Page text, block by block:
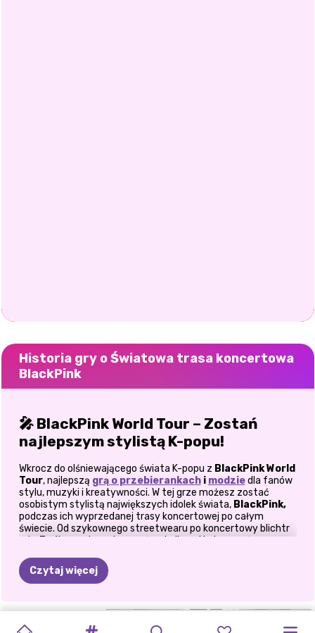
Historia gry o Światowa trasa koncertowa
BlackPink
🎤 BlackPink World Tour – Zostań
najlepszym stylistą K-popu!
Wkrocz do olśniewającego świata K-popu z BlackPink World
Tour, najlepszą grą o przebierankachi modziedla fanów
stylu, muzyki i kreatywności. W tej grze możesz zostać
osobistym stylistą największych idolek świata, BlackPink,
podczas ich wyprzedanej trasy koncertowej po całym
świecie. Od szykownego streetwearu po koncertowy blichtr
– to Twój czas, by zabłysnąć za kulisami i stworzyć
👗 Nieograniczony wybór mody na
Podczas gdy zespół przygotowuje się do koncertów, sesji
Czytaj więcej
FANKI
K-POPOWY NASTOLETNIA
ZNANI NAJLEPSZE